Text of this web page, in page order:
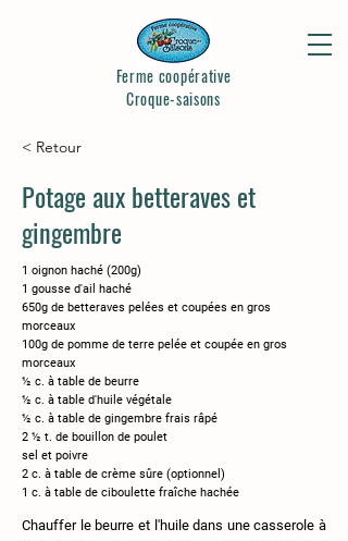
Ferme coopérative
Croque-saisons
< Retour
Potage aux betteraves et
gingembre
1 oignon haché (200g)
1 gousse d'ail haché
650g de betteraves pelées et coupées en gros
morceaux
100g de pomme de terre pelée et coupée en gros
morceaux
½ c. à table de beurre
½ c. à table d'huile végétale
½ c. à table de gingembre frais râpé
2 ½ t. de bouillon de poulet
sel et poivre
2 c. à table de crème sûre (optionnel)
1 c. à table de ciboulette fraîche hachée
Chauffer le beurre et l'huile dans une casserole à